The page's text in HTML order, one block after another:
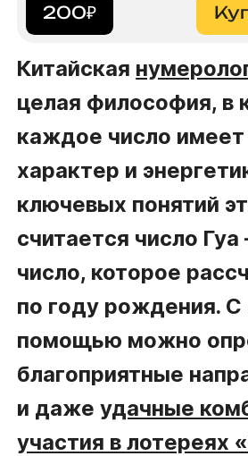
200₽
Китайская
целая философия, в
каждое число имеет
характер и
ключевых понятий
считается число
число, которое
по году рождения. С
помощью можно
благоприятные
и дажеудачные
участия в лотереях